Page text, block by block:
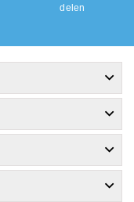
delen